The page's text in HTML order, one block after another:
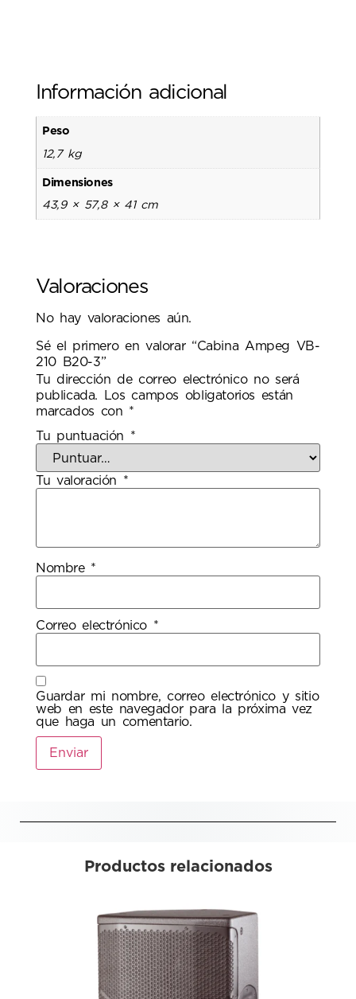
Información adicional
Peso
12,7 kg
Dimensiones
43,9 × 57,8 × 41 cm
Valoraciones
No hay valoraciones aún.
Sé el primero en valorar “Cabina Ampeg VB-
210 B20-3”
Tu dirección de correo electrónico no será
publicada.
Los campos obligatorios están
marcados con *
Tu puntuación *
Tu valoración *
Nombre *
Correo electrónico *
Guardar mi nombre, correo electrónico y sitio
web en este navegador para la próxima vez
que haga un comentario.
Productos relacionados